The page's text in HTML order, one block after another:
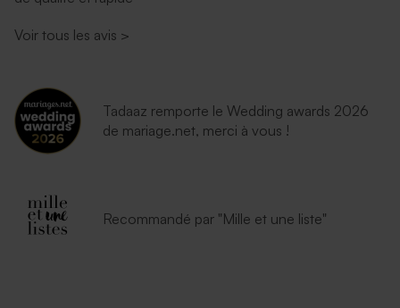
Voir tous les avis >
Tadaaz remporte le Wedding awards 2026
de mariage.net, merci à vous !
Recommandé par "Mille et une liste"